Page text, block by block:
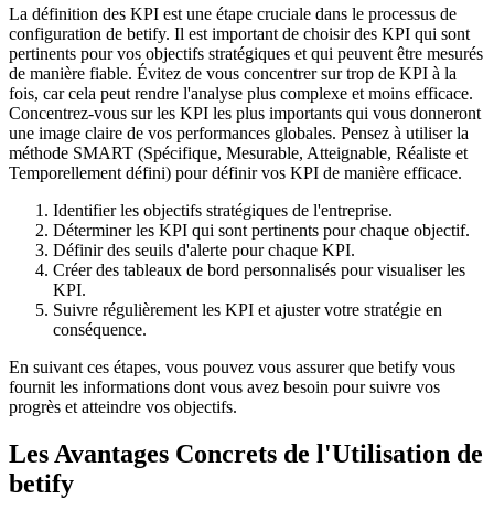
La définition des KPI est une étape cruciale dans le processus de
configuration de betify. Il est important de choisir des KPI qui sont
pertinents pour vos objectifs stratégiques et qui peuvent être mesurés
de manière fiable. Évitez de vous concentrer sur trop de KPI à la
fois, car cela peut rendre l'analyse plus complexe et moins efficace.
Concentrez-vous sur les KPI les plus importants qui vous donneront
une image claire de vos performances globales. Pensez à utiliser la
méthode SMART (Spécifique, Mesurable, Atteignable, Réaliste et
Temporellement défini) pour définir vos KPI de manière efficace.
Identifier les objectifs stratégiques de l'entreprise.
Déterminer les KPI qui sont pertinents pour chaque objectif.
Définir des seuils d'alerte pour chaque KPI.
Créer des tableaux de bord personnalisés pour visualiser les
KPI.
Suivre régulièrement les KPI et ajuster votre stratégie en
conséquence.
En suivant ces étapes, vous pouvez vous assurer que betify vous
fournit les informations dont vous avez besoin pour suivre vos
progrès et atteindre vos objectifs.
Les Avantages Concrets de l'Utilisation de
betify